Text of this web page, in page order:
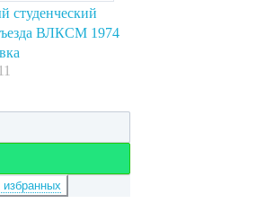
студенческий
ВЛКСМ 1974
избранных